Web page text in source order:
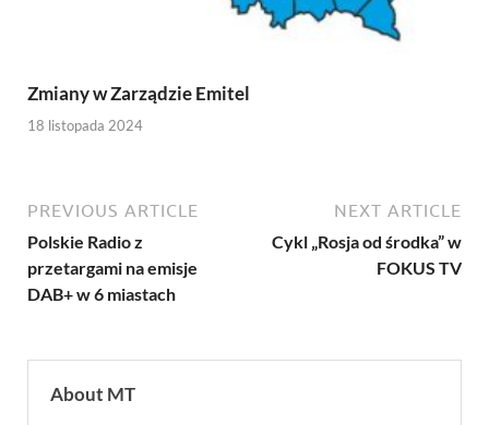
Zmiany w Zarządzie Emitel
18 listopada 2024
PREVIOUS ARTICLE
Polskie Radio z
przetargami na emisje
DAB+ w 6 miastach
NEXT ARTICLE
Cykl „Rosja od środka” w
FOKUS TV
About MT